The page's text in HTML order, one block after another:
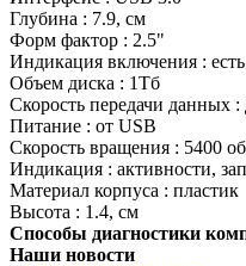
Глубина : 7.9, см
Форм фактор : 2.5"
Индикация включения : есть
Объем диска : 1Тб
Скорость передачи данных :
Питание : от USB
Скорость вращения : 5400
Индикация : активности,
Материал корпуса : пластик
Высота : 1.4, см
Способы диагностики
Наши новости